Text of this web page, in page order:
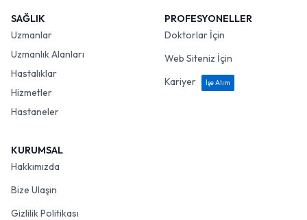
SAĞLIK
Uzmanlar
Uzmanlık Alanları
Hastalıklar
Hizmetler
Hastaneler
PROFESYONELLER
Doktorlar İçin
Web Siteniz İçin
Kariyer
İşe Alım
KURUMSAL
Hakkımızda
Bize Ulaşın
Gizlilik Politikası